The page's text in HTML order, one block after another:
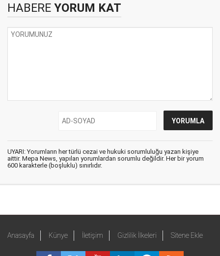
HABERE YORUM KAT
UYARI: Yorumların her türlü cezai ve hukuki sorumluluğu yazan kişiye
aittir. Mepa News, yapılan yorumlardan sorumlu değildir. Her bir yorum
600 karakterle (boşluklu) sınırlıdır.
Anasayfa Künye İletişim Gizlilik İlkeleri Sitene Ekle